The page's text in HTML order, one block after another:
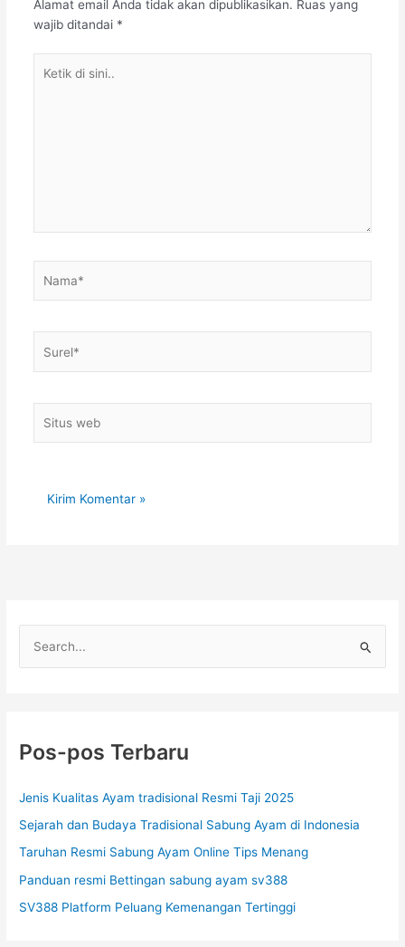
Alamat email Anda tidak akan dipublikasikan. Ruas yang
wajib ditandai *
web
n
u
k
:
Pos-pos Terbaru
Jenis Kualitas Ayam tradisional Resmi Taji 2025
Sejarah dan Budaya Tradisional Sabung Ayam di Indonesia
Taruhan Resmi Sabung Ayam Online Tips Menang
Panduan resmi Bettingan sabung ayam sv388
SV388 Platform Peluang Kemenangan Tertinggi